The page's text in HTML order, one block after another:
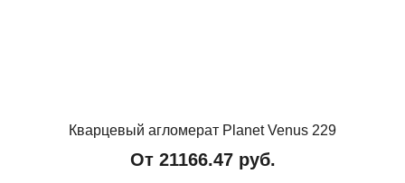
Кварцевый агломерат Planet Venus 229
От 21166.47руб.